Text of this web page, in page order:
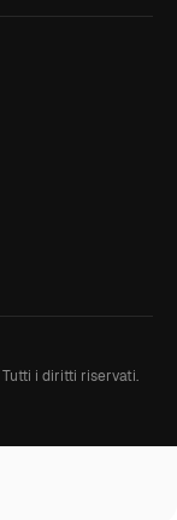
Tutti i diritti riservati.